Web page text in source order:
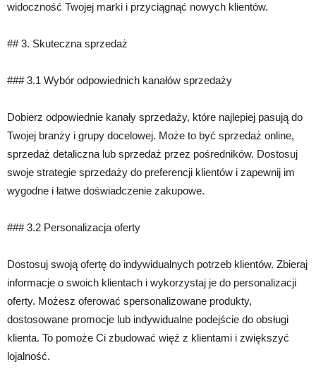
widoczność Twojej marki i przyciągnąć nowych klientów.
## 3. Skuteczna sprzedaż
### 3.1 Wybór odpowiednich kanałów sprzedaży
Dobierz odpowiednie kanały sprzedaży, które najlepiej pasują do
Twojej branży i grupy docelowej. Może to być sprzedaż online,
sprzedaż detaliczna lub sprzedaż przez pośredników. Dostosuj
swoje strategie sprzedaży do preferencji klientów i zapewnij im
wygodne i łatwe doświadczenie zakupowe.
### 3.2 Personalizacja oferty
Dostosuj swoją ofertę do indywidualnych potrzeb klientów. Zbieraj
informacje o swoich klientach i wykorzystaj je do personalizacji
oferty. Możesz oferować spersonalizowane produkty,
dostosowane promocje lub indywidualne podejście do obsługi
klienta. To pomoże Ci zbudować więź z klientami i zwiększyć
lojalność.